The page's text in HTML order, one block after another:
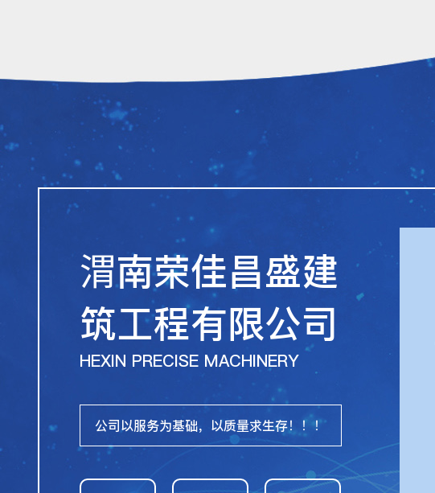
渭南荣佳昌盛建
筑工程有限公司
HEXIN PRECISE MACHINERY
公司以服务为基础，以质量求生存！！！